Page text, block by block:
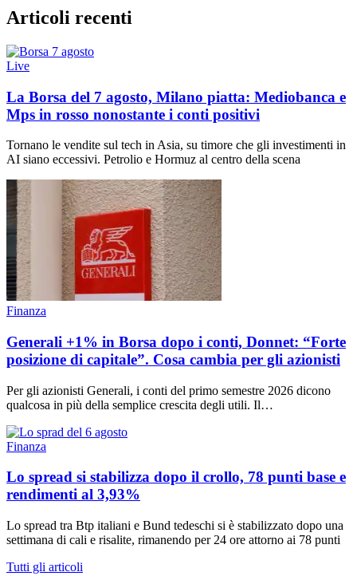
Articoli recenti
Live
La Borsa del 7 agosto, Milano piatta: Mediobanca e
Mps in rosso nonostante i conti positivi
Tornano le vendite sul tech in Asia, su timore che gli investimenti in
AI siano eccessivi. Petrolio e Hormuz al centro della scena
Finanza
Generali +1% in Borsa dopo i conti, Donnet: “Forte
posizione di capitale”. Cosa cambia per gli azionisti
Per gli azionisti Generali, i conti del primo semestre 2026 dicono
qualcosa in più della semplice crescita degli utili. Il…
Finanza
Lo spread si stabilizza dopo il crollo, 78 punti base e
rendimenti al 3,93%
Lo spread tra Btp italiani e Bund tedeschi si è stabilizzato dopo una
settimana di cali e risalite, rimanendo per 24 ore attorno ai 78 punti
Tutti gli articoli